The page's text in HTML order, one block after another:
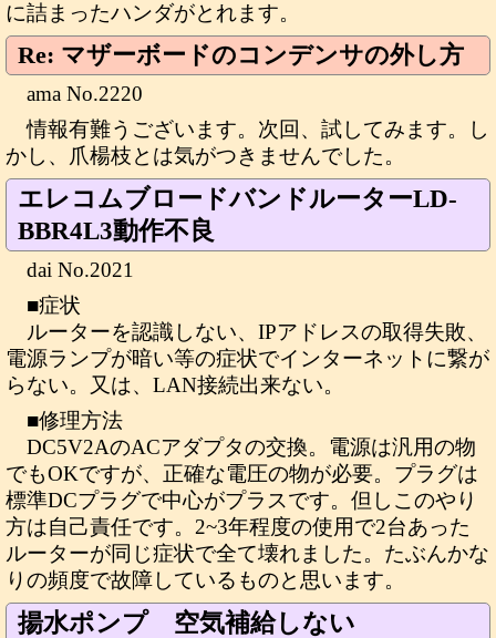
に詰まったハンダがとれます。
Re: マザーボードのコンデンサの外し方
ama No.2220
情報有難うございます。次回、試してみます。し
かし、爪楊枝とは気がつきませんでした。
エレコムブロードバンドルーターLD-
BBR4L3動作不良
dai No.2021
■症状
ルーターを認識しない、IPアドレスの取得失敗、
電源ランプが暗い等の症状でインターネットに繋が
らない。又は、LAN接続出来ない。
■修理方法
DC5V2AのACアダプタの交換。電源は汎用の物
でもOKですが、正確な電圧の物が必要。プラグは
標準DCプラグで中心がプラスです。但しこのやり
方は自己責任です。2~3年程度の使用で2台あった
ルーターが同じ症状で全て壊れました。たぶんかな
りの頻度で故障しているものと思います。
揚水ポンプ 空気補給しない